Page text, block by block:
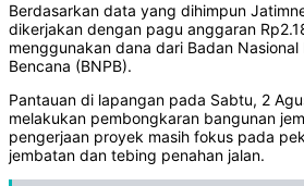
Berdasarkan data yang dihimpun
dikerjakan dengan pagu anggaran
menggunakan dana dari Badan
Bencana (BNPB).
Pantauan di lapangan pada Sabtu, 2
melakukan pembongkaran bangunan
pengerjaan proyek masih fokus pada
jembatan dan tebing penahan jalan.